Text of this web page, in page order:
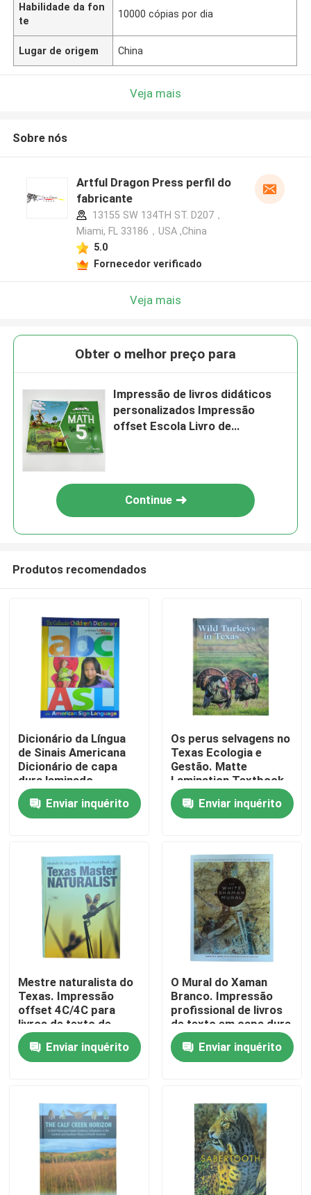
Casa
Vídeos
Sobre nós
Contacte-nos
Notícia
Impressão de livros de mesa
Impressão de cartas de tarô
Habilidade da fon
te
10000 cópias por dia
Lugar de origem China
Veja mais
Sobre nós
Artful Dragon Press perfil do
fabricante
13155 SW 134TH ST. D207，
Miami, FL 33186，USA ,China
5.0
Fornecedor verificado
Veja mais
Obter o melhor preço para
Impressão de livros didáticos
personalizados Impressão
offset Escola Livro de
Continue
Produtos recomendados
Dicionário da Língua
de Sinais Americana
Dicionário de capa
dura laminado
brilhante com páginas
de papel de arte mate
4c/4c
Enviar inquérito
Os perus selvagens no
Texas Ecologia e
Gestão. Matte
Lamination Textbook
Printing Glossy C2S
With Vivid 4C/4C
Printing
Enviar inquérito
Mestre naturalista do
Texas. Impressão
offset 4C/4C para
livros de texto de
capa dura usando
tabuleiro de 2,5 mm e
laminação brilhante.
Enviar inquérito
O Mural do Xaman
Branco. Impressão
profissional de livros
de texto em capa dura
com caixa PLC e
páginas de papel de
arte brilhante mais
Enviar inquérito